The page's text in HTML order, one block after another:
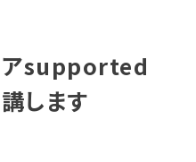
アsupported
します